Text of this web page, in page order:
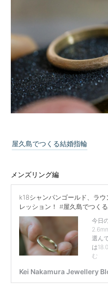
屋久島でつくる結婚指輪
メンズリング編